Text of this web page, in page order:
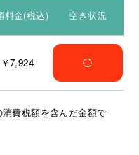
料金(税込) 空き状況
￥7,924 ◯
費税額を含んだ金額で